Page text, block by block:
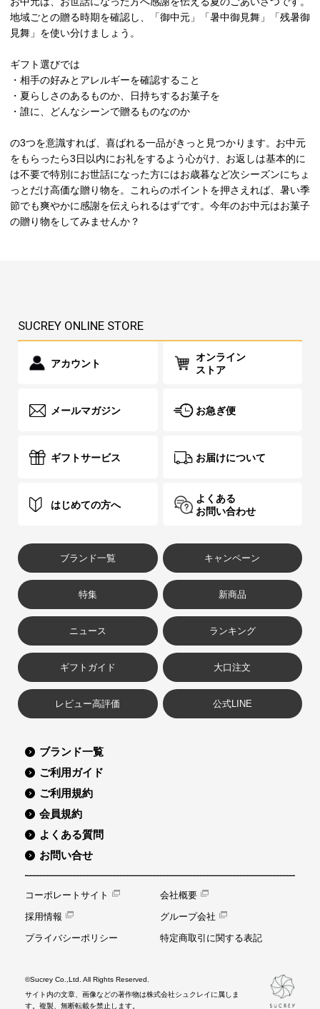
地域ごとの贈る時期を確認し、「御中元」「暑中御見舞」「残暑御
見舞」を使い分けましょう。
ギフト選びでは
・相手の好みとアレルギーを確認すること
・夏らしさのあるものか、日持ちするお菓子を
・誰に、どんなシーンで贈るものなのか
の3つを意識すれば、喜ばれる一品がきっと見つかります。お中元
をもらったら3日以内にお礼をするよう心がけ、お返しは基本的に
は不要で特別にお世話になった方にはお歳暮など次シーズンにちょ
っとだけ高価な贈り物を。これらのポイントを押さえれば、暑い季
節でも爽やかに感謝を伝えられるはずです。今年のお中元はお菓子
の贈り物をしてみませんか？
SUCREY ONLINE STORE
アカウント
オンライン
ストア
メールマガジン お急ぎ便
ギフトサービス お届けについて
はじめての方へ
よくある
お問い合わせ
ブランド一覧 キャンペーン
特集 新商品
ニュース ランキング
ギフトガイド 大口注文
レビュー高評価 公式LINE
ブランド一覧
ご利用ガイド
ご利用規約
会員規約
よくある質問
お問い合せ
コーポレートサイト
会社概要
採用情報
グループ会社
プライバシーポリシー
特定商取引に関する表記
©Sucrey Co.,Ltd. All Rights Reserved.
サイト内の文章、画像などの著作物は株式会社シュクレイに属しま
す。複製、無断転載を禁止します。